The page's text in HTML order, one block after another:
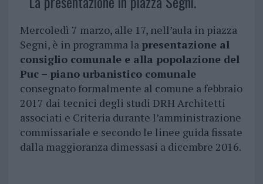
Mercoledì 7 marzo, alle 17, nell’aula in piazza
Segni, è in programma la presentazione al
consiglio comunale e alla popolazione del
Puc – piano urbanistico comunale
consegnato formalmente al comune a febbraio
2017 dai tecnici degli studi DRH Architetti
associati e Criteria durante l’amministrazione
commissariale e secondo le linee guida fissate
dalla maggioranza dimessasi a dicembre 2016.